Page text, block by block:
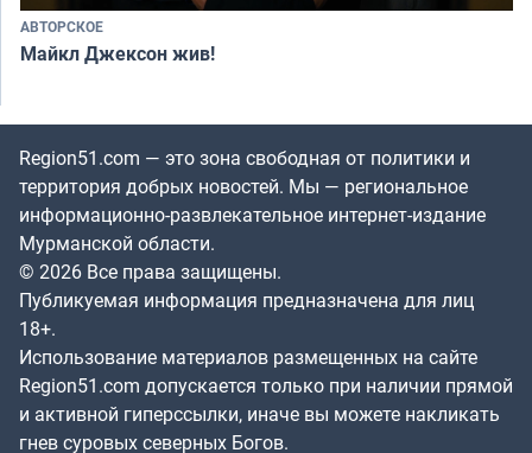
АВТОРСКОЕ
Майкл Джексон жив!
Region51.com — это зона свободная от политики и
территория добрых новостей. Мы — региональное
информационно-развлекательное интернет-издание
Мурманской области.
© 2026 Все права защищены.
Публикуемая информация предназначена для лиц
18+.
Использование материалов размещенных на сайте
Region51.com допускается только при наличии прямой
и активной гиперссылки, иначе вы можете накликать
гнев суровых северных Богов.